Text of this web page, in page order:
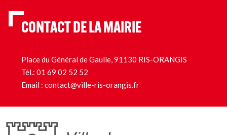
CONTACT DE LA MAIRIE
Place du Général de Gaulle, 91130 RIS-ORANGIS
Tél.: 01 69 02 52 52
Email : contact@ville-ris-orangis.fr